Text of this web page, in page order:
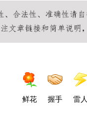
鲜花 握手 雷